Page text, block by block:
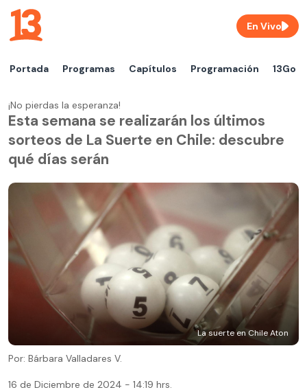
Portada Programas Capítulos Programación 13Go
En Vivo
¡No pierdas la esperanza!
Esta semana se realizarán los últimos
sorteos de La Suerte en Chile: descubre
qué días serán
La suerte en Chile Aton
Por: Bárbara Valladares V.
16 de Diciembre de 2024 - 14:19 hrs.